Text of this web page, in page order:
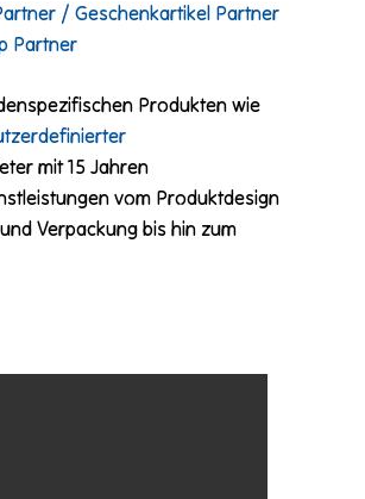
/ Geschenkartikel Partner
Partner
Produkten wie
mit 15 Jahren
vom Produktdesign
Verpackung bis hin zum